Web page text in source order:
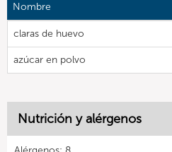
Nombre
claras de huevo
azúcar en polvo
Nutrición y alérgenos